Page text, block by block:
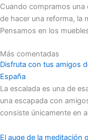
Cuando compramos una
de hacer una reforma, la
Pensamos en los
Más comentadas
Disfruta con tus amigos
España
La escalada es una de
una escapada con
consiste únicamente en
El auge de la meditación